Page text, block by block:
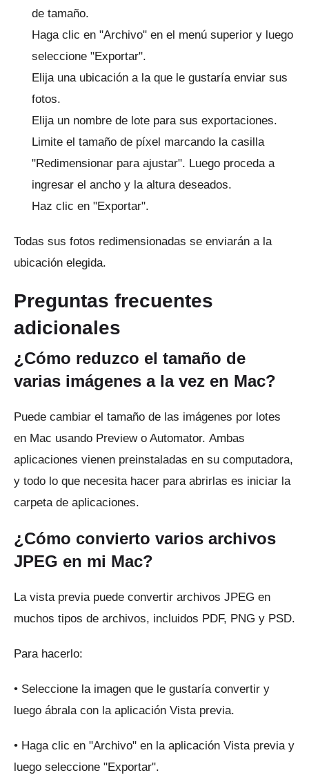
de tamaño.
Haga clic en "Archivo" en el menú superior y luego
seleccione "Exportar".
Elija una ubicación a la que le gustaría enviar sus
fotos.
Elija un nombre de lote para sus exportaciones.
Limite el tamaño de píxel marcando la casilla
"Redimensionar para ajustar". Luego proceda a
ingresar el ancho y la altura deseados.
Haz clic en "Exportar".
Todas sus fotos redimensionadas se enviarán a la
ubicación elegida.
Preguntas frecuentes
adicionales
¿Cómo reduzco el tamaño de
varias imágenes a la vez en Mac?
Puede cambiar el tamaño de las imágenes por lotes
en Mac usando Preview o Automator. Ambas
aplicaciones vienen preinstaladas en su computadora,
y todo lo que necesita hacer para abrirlas es iniciar la
carpeta de aplicaciones.
¿Cómo convierto varios archivos
JPEG en mi Mac?
La vista previa puede convertir archivos JPEG en
muchos tipos de archivos, incluidos PDF, PNG y PSD.
Para hacerlo:
• Seleccione la imagen que le gustaría convertir y
luego ábrala con la aplicación Vista previa.
• Haga clic en "Archivo" en la aplicación Vista previa y
luego seleccione "Exportar".